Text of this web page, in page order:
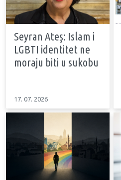
Seyran Ateş: Islam i
LGBTI identitet ne
moraju biti u sukobu
17. 07. 2026